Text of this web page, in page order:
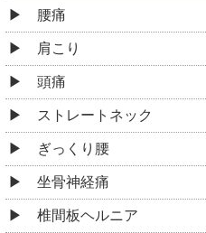
腰痛
肩こり
頭痛
ストレートネック
ぎっくり腰
坐骨神経痛
椎間板ヘルニア